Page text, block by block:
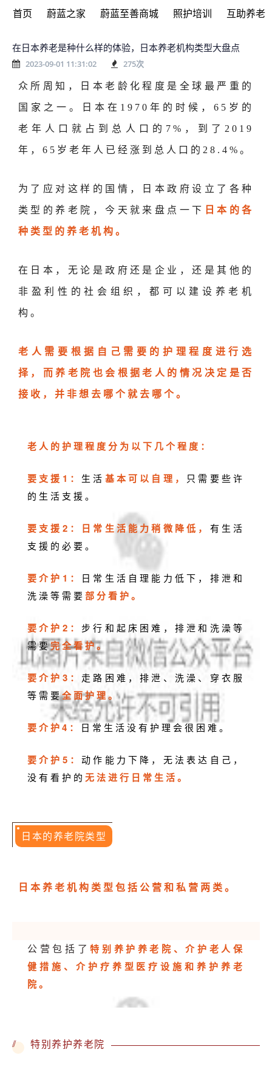
首页 蔚蓝之家 蔚蓝至善商城 照护培训 互助养老
在日本养老是种什么样的体验，日本养老机构类型大盘点
2023-09-01 11:31:02 275次
众所周知，日本老龄化程度是全球最严重的
国家之一。日本在1970年的时候，65岁的
老年人口就占到总人口的7%，到了2019
年，65岁老年人已经涨到总人口的28.4%。
为了应对这样的国情，日本政府设立了各种
类型的养老院，今天就来盘点一下 日本的各
种类型的养老机构。
在日本，无论是政府还是企业，还是其他的
非盈利性的社会组织，都可以建设养老机
构。
老人需要根据自己需要的护理程度进行选
择，而养老院也会根据老人的情况决定是否
接收，并非想去哪个就去哪个。
老人的护理程度分为以下几个程度：
要支援1： 生活 基本可以自理，
只需要些许
的生活支援。
要支援2：日常生活能力稍微降低， 有生活
支援的必要。
要介护1：
日常生活自理能力低下，排泄和
洗澡等需要部分看护。
要介护2：步行和起床困难，排泄和洗澡等
需要完全看护。
要介护3： 走路困难，排泄、洗澡、穿衣服
等需要全面护理。
要介护4： 日常生活没有护理会很困难。
要介护5：动作能力下降，无法表达自己，
没有看护的 无法进行日常生活。
日本的养老院类型
日本养老机构类型包括公营和私营两类。
公营包括了特别养护养老院、介护老人保
健措施、介护疗养型医疗设施和养护养老
院。
// 特别养护养老院